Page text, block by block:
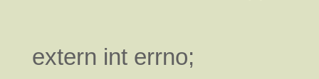
extern int errno;